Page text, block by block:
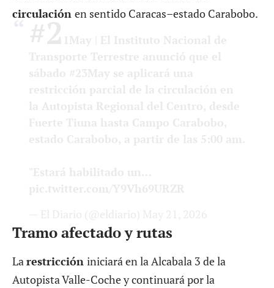
circulación en sentido Caracas–estado Carabobo.
Tramo afectado y rutas
Larestricción iniciará en la Alcabala 3 de la
Autopista Valle-Coche y continuará por la